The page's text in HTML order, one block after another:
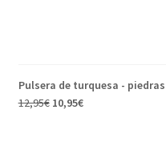
Pulsera de turquesa -
12,95€ 10,95€